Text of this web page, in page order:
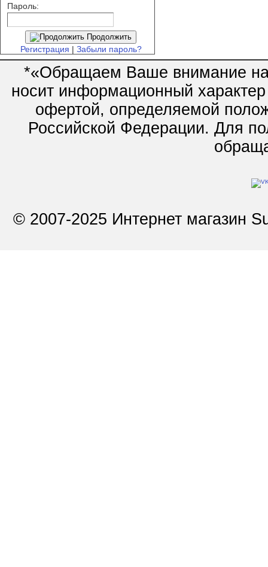
Пароль:
Продолжить
Регистрация | Забыли пароль?
*«Обращаем Ваше внимание на
носит информационный
офертой, определяемой
Российской Федерации. Для
© 2007-2025 Интернет магазин